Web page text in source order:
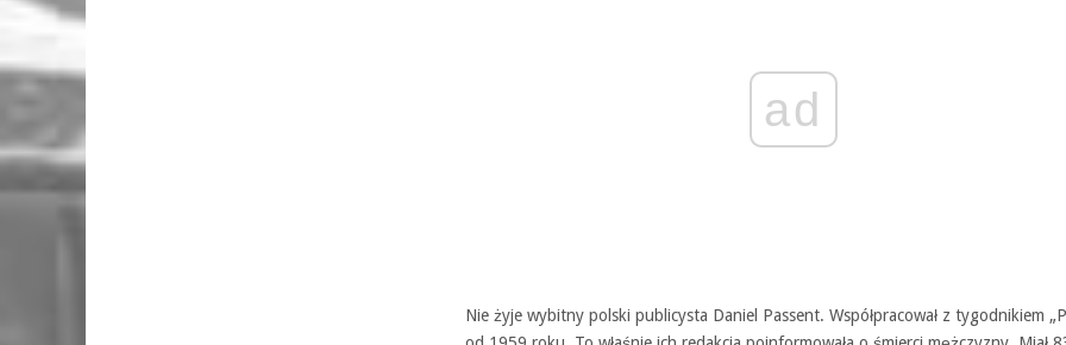
ad
Nie żyje wybitny polski publicysta Daniel Passent. Współpracował z tygodnikiem